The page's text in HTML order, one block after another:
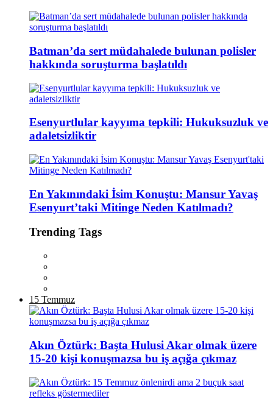
Batman’da sert müdahalede bulunan polisler
hakkında soruşturma başlatıldı
Esenyurtlular kayyıma tepkili: Hukuksuzluk ve
adaletsizliktir
En Yakınındaki İsim Konuştu: Mansur Yavaş
Esenyurt’taki Mitinge Neden Katılmadı?
Trending Tags
15 Temmuz
Akın Öztürk: Başta Hulusi Akar olmak üzere
15-20 kişi konuşmazsa bu iş açığa çıkmaz